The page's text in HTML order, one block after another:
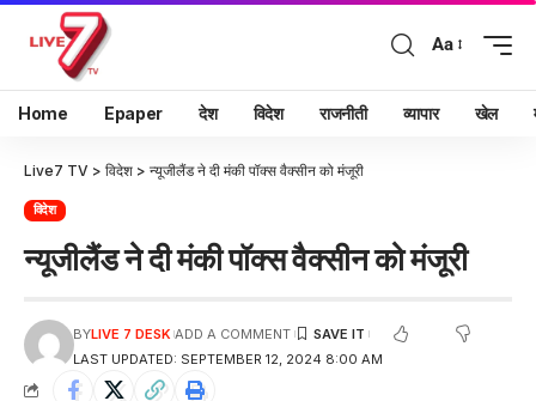
Aa
Home Epaper देश विदेश राजनीती व्यापार खेल
Live7 TV > विदेश > न्यूजीलैंड ने दी मंकी पॉक्स वैक्सीन को मंजूरी
विदेश
न्यूजीलैंड ने दी मंकी पॉक्स वैक्सीन को मंजूरी
LAST UPDATED: SEPTEMBER 12, 2024 8:00 AM
BYLIVE 7 DESK ADD A COMMENT